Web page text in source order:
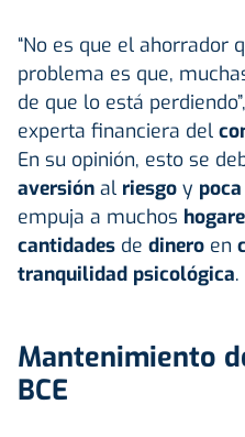
“No es que el ahorrador
problema es que,
de que lo está
experta financiera del
En su opinión, esto se
aversión al riesgo y
empuja a muchos
cantidades de dinero en
tranquilidad psicológica.
Mantenimiento
BCE